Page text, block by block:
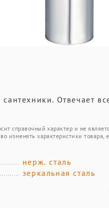
Отвечает
справочный характер и не
изменять характеристики
нерж. сталь
зеркальная сталь